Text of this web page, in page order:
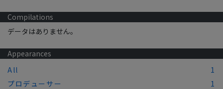
Compilations
データはありません。
Appearances
All
1
プロデューサー
1